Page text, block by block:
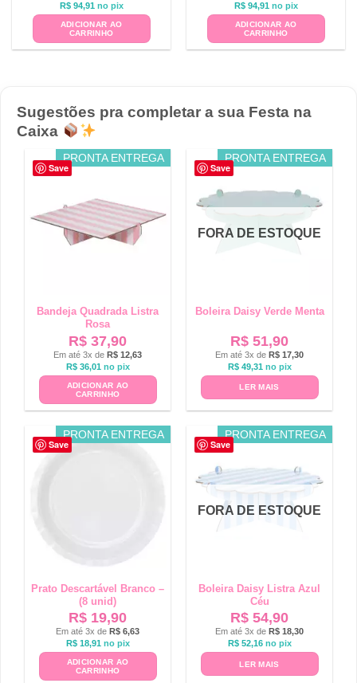
R$94,91 no pix
ADICIONAR AO
CARRINHO
R$94,91 no pix
ADICIONAR AO
CARRINHO
Sugestões pra completar a sua Festa na
Caixa
Save
PRONTA ENTREGA
Bandeja Quadrada Listra
Rosa
R$ 37,90
Em até 3x de R$ 12,63
R$36,01 no pix
ADICIONAR AO
CARRINHO
Save
PRONTA ENTREGA
FORA DE ESTOQUE
Boleira Daisy Verde Menta
R$ 51,90
Em até 3x de R$ 17,30
R$49,31 no pix
LER MAIS
Save
PRONTA ENTREGA
Prato Descartável Branco –
(8 unid)
R$ 19,90
Em até 3x de R$ 6,63
R$18,91 no pix
ADICIONAR AO
CARRINHO
Save
PRONTA ENTREGA
FORA DE ESTOQUE
Boleira Daisy Listra Azul
Céu
R$ 54,90
Em até 3x de R$ 18,30
R$52,16 no pix
LER MAIS